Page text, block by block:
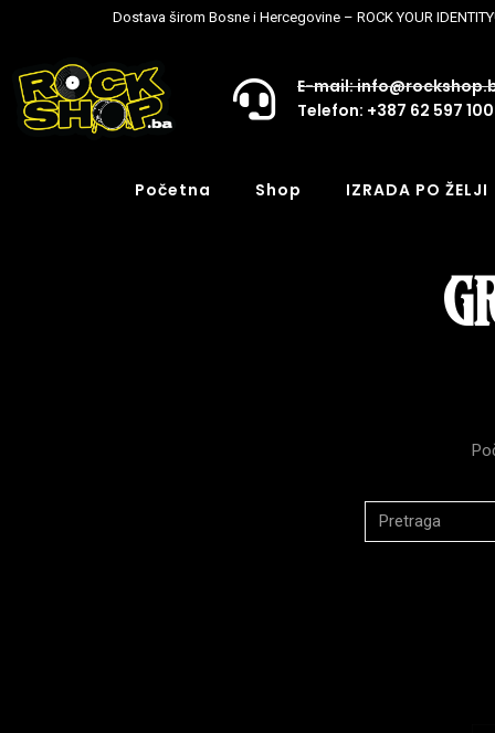
Dostava širom Bosne i Hercegovine – ROCK YOUR
E-mail:
Telefon: +387 62 597 100
Početna Shop IZRADA PO ŽELJI